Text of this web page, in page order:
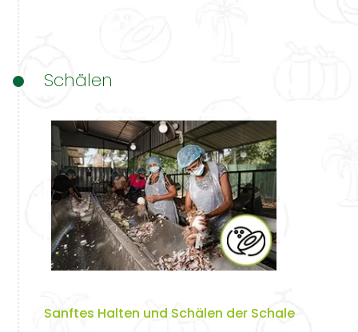
Schälen
Sanftes Halten und Schälen der Schale